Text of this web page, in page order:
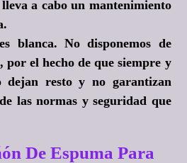
a cabo un mantenimiento
blanca. No disponemos de
por el hecho de que siempre y
dejan resto y no garantizan
las normas y seguridad que
De Espuma Para